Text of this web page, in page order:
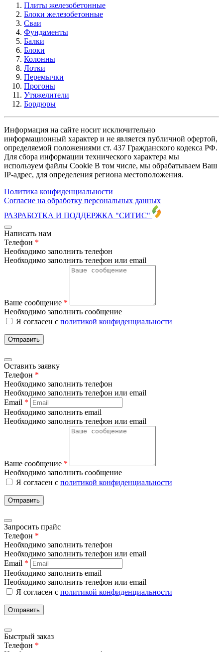
Плиты железобетонные
Блоки железобетонные
Сваи
Фундаменты
Балки
Блоки
Колонны
Лотки
Перемычки
Прогоны
Утяжелители
Бордюры
Информация на сайте носит исключительно
информационный характер и не является публичной офертой,
определяемой положениями ст. 437 Гражданского кодекса РФ.
Для сбора информации технического характера мы
используем файлы Cookie В том числе, мы обрабатываем Ваш
IP-адрес, для определения региона местоположения.
Политика конфиденциальности
Согласие на обработку персональных данных
РАЗРАБОТКА И ПОДДЕРЖКА "СИТИС"
Написать нам
Телефон *
Необходимо заполнить телефон
Необходимо заполнить телефон или email
Ваше сообщение *
Необходимо заполнить сообщение
Я согласен с политикой конфиденциальности
Отправить
Оставить заявку
Телефон *
Необходимо заполнить телефон
Необходимо заполнить телефон или email
Email *
Необходимо заполнить email
Необходимо заполнить телефон или email
Ваше сообщение *
Необходимо заполнить сообщение
Я согласен с политикой конфиденциальности
Отправить
Запросить прайс
Телефон *
Необходимо заполнить телефон
Необходимо заполнить телефон или email
Email *
Необходимо заполнить email
Необходимо заполнить телефон или email
Я согласен с политикой конфиденциальности
Отправить
Быстрый заказ
Телефон *